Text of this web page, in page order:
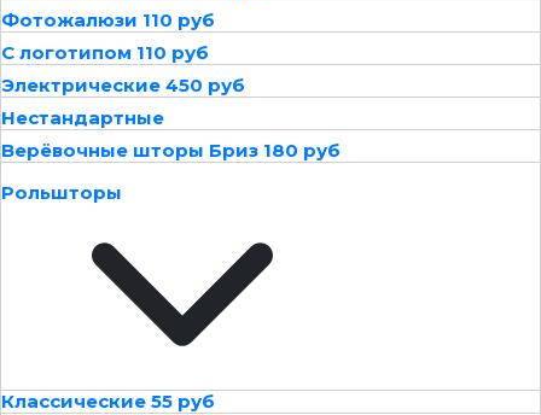
Фотожалюзи 110 руб
С логотипом 110 руб
Электрические 450 руб
Нестандартные
Верёвочные шторы Бриз 180 руб
Рольшторы
Классические 55 руб